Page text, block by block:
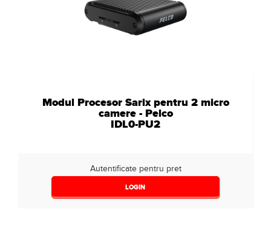
Modul Procesor Sarix pentru 2 micro
camere - Pelco
IDL0-PU2
Autentificate pentru pret
LOGIN